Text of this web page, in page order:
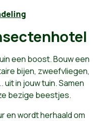
een boost. Bouw een
bijen, zweefvliegen,
in jouw tuin. Samen
bezige beestjes.
en wordt herhaald om